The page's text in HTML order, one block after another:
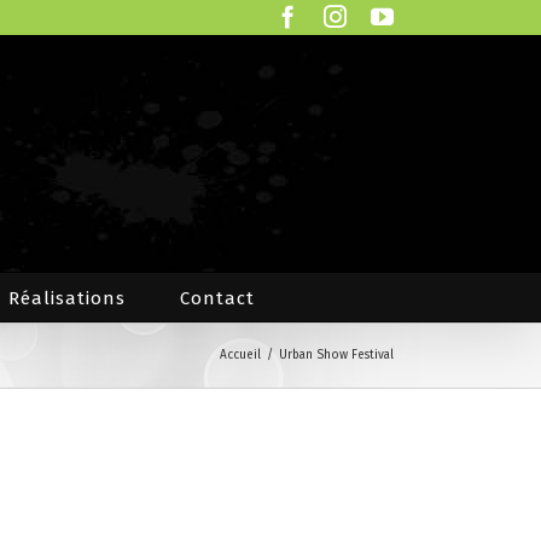
Facebook
InstagramYouTube
Réalisations Contact
Accueil / Urban Show Festival